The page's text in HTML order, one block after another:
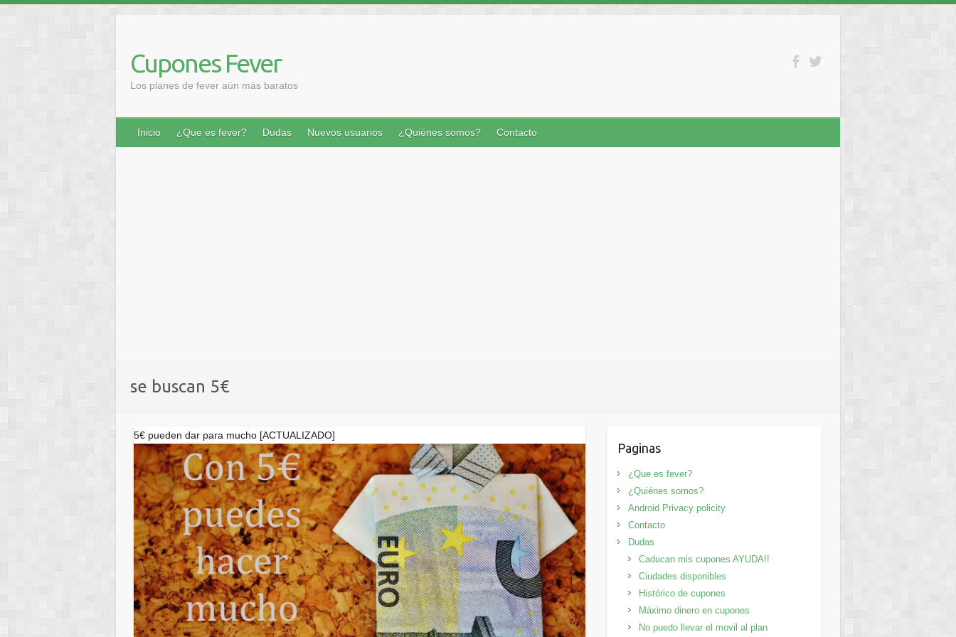
contenido
Cupones Fever
Los planes de fever aún más baratos
Inicio ¿Que es fever? Dudas Nuevos usuarios ¿Quiénes somos? Contacto
se buscan 5€
5€ pueden dar para mucho [ACTUALIZADO]
Paginas
¿Que es fever?
¿Quiénes somos?
Android Privacy policity
Contacto
Dudas
Caducan mis cupones AYUDA!!
Ciudades disponibles
Histórico de cupones
Máximo dinero en cupones
No puedo llevar el movil al plan